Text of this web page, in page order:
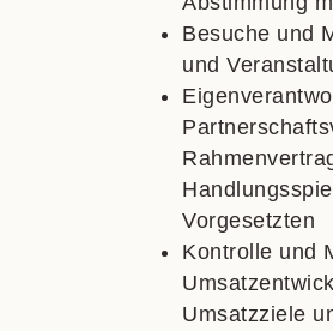
Besuche und
und
Vorgesetzten
Kontrolle und
Umsatzziele